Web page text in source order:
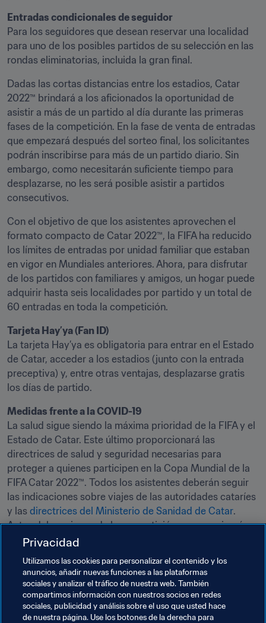
Entradas condicionales de seguidor
Para los seguidores que desean reservar una localidad
para uno de los posibles partidos de su selección en las
rondas eliminatorias, incluida la gran final.
Dadas las cortas distancias entre los estadios, Catar
2022™ brindará a los aficionados la oportunidad de
asistir a más de un partido al día durante las primeras
fases de la competición. En la fase de venta de entradas
que empezará después del sorteo final, los solicitantes
podrán inscribirse para más de un partido diario. Sin
embargo, como necesitarán suficiente tiempo para
desplazarse, no les será posible asistir a partidos
consecutivos.
Con el objetivo de que los asistentes aprovechen el
formato compacto de Catar 2022™, la FIFA ha reducido
los límites de entradas por unidad familiar que estaban
en vigor en Mundiales anteriores. Ahora, para disfrutar
de los partidos con familiares y amigos, un hogar puede
adquirir hasta seis localidades por partido y un total de
60 entradas en toda la competición.
Tarjeta Hay’ya (Fan ID)
La tarjeta Hay’ya es obligatoria para entrar en el Estado
de Catar, acceder a los estadios (junto con la entrada
preceptiva) y, entre otras ventajas, desplazarse gratis
los días de partido.
Medidas frente a la COVID-19
La salud sigue siendo la máxima prioridad de la FIFA y el
Estado de Catar. Este último proporcionará las
directrices de salud y seguridad necesarias para
proteger a quienes participen en la Copa Mundial de la
FIFA Catar 2022™. Todos los asistentes deberán seguir
las indicaciones sobre viajes de las autoridades cataríes
y las directrices del Ministerio de Sanidad de Catar.
Antes del comienzo de la competición se comunicará
información completa sobre las medidas de seguridad
Visita FIFA.com/es/tickets para enviar solicitudes de
entradas y consultar la sección de preguntas frecuentes,
en la que encontrarás más información sobre los tipos
Privacidad
Utilizamos las cookies para personalizar el contenido y los
anuncios, añadir nuevas funciones a las plataformas
sociales y analizar el tráfico de nuestra web. También
compartimos información con nuestros socios en redes
sociales, publicidad y análisis sobre el uso que usted hace
de nuestra página. Use los botones de la derecha para